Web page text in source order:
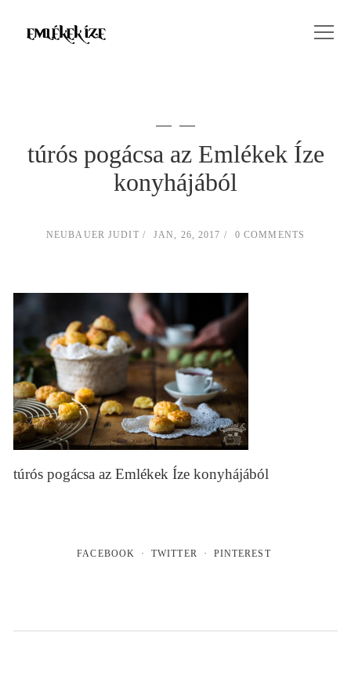
túrós pogácsa az Emlékek Íze
konyhájából
NEUBAUER JUDIT JAN, 26, 2017 0 COMMENTS
túrós pogácsa az Emlékek Íze konyhájából
FACEBOOK TWITTER PINTEREST